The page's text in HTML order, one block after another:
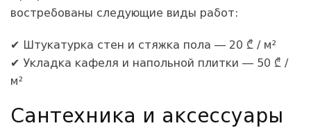
востребованы следующие виды работ:
✔ Штукатурка стен и стяжка пола — 20 ₾ / м²
✔ Укладка кафеля и напольной плитки — 50 ₾ /
м²
Сантехника и аксессуары